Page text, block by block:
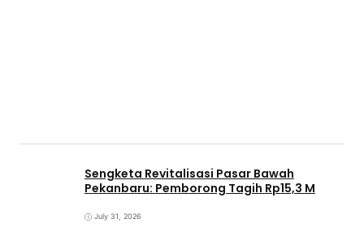
Sengketa Revitalisasi Pasar Bawah
Pekanbaru: Pemborong Tagih Rp15,3 M
July 31, 2026